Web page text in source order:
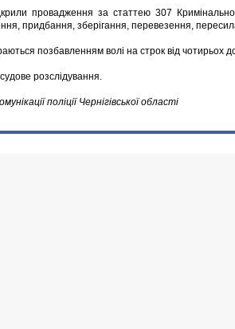
провадження за статтею 307
придбання, зберігання, перевезення,
позбавленням волі на строк від чотирьох
розслідування.
поліції Чернігівської області